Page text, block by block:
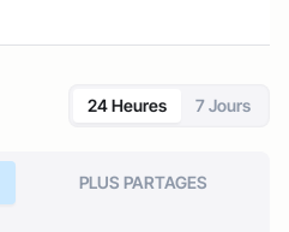
24 Heures 7 Jours
PLUS PARTAGES